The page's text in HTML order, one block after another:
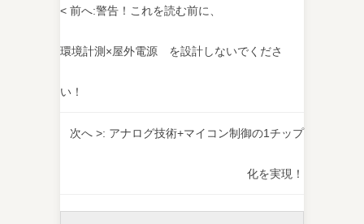
< 前へ:警告！これを読む前に、
環境計測×屋外電源 を設計しないでくださ
い！
次へ >: アナログ技術+マイコン制御の1チップ
化を実現！